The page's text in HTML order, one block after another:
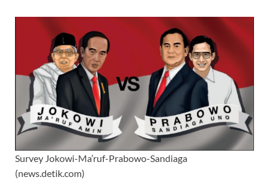
Survey Jokowi-Ma’ruf-Prabowo-Sandiaga
(news.detik.com)